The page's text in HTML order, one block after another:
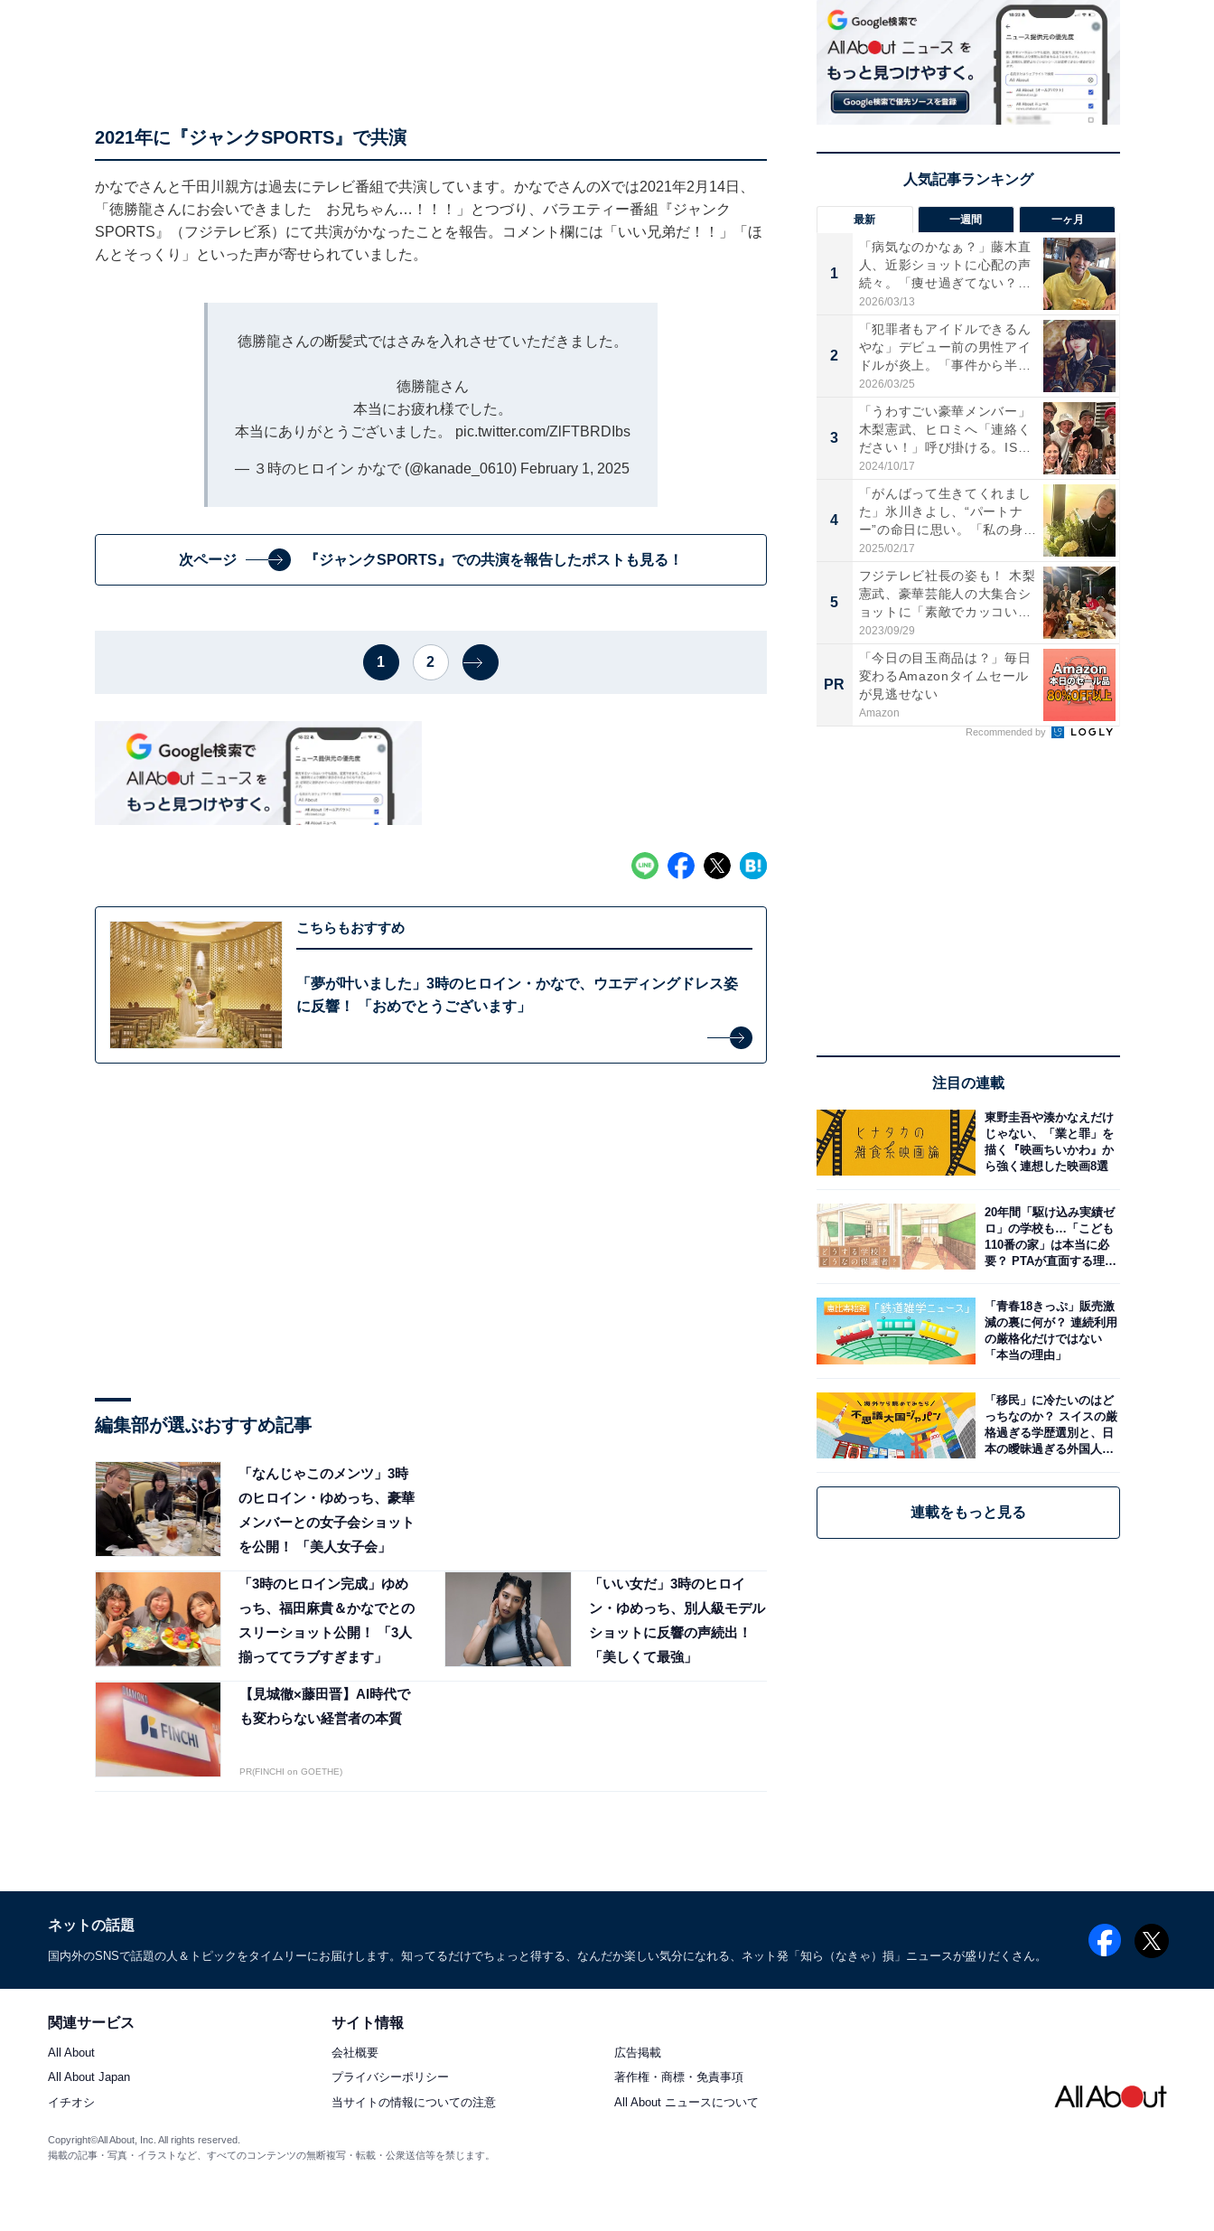
2021年に『ジャンクSPORTS』で共演
かなでさんと千田川親方は過去にテレビ番組で共演しています。かなでさんのXでは2021年2月14日、
「徳勝龍さんにお会いできました お兄ちゃん…！！！」とつづり、バラエティー番組『ジャンク
SPORTS』（フジテレビ系）にて共演がかなったことを報告。コメント欄には「いい兄弟だ！！」「ほ
んとそっくり」といった声が寄せられていました。
德勝龍さんの断髪式ではさみを入れさせていただきました。
德勝龍さん
本当にお疲れ様でした。
本当にありがとうございました。 pic.twitter.com/ZlFTBRDIbs
— ３時のヒロイン かなで (@kanade_0610) February 1, 2025
次ページ 『ジャンクSPORTS』での共演を報告したポストも見る！
1 2
こちらもおすすめ
「夢が叶いました」3時のヒロイン・かなで、ウエディングドレス姿
に反響！ 「おめでとうございます」
編集部が選ぶおすすめ記事
「なんじゃこのメンツ」3時
のヒロイン・ゆめっち、豪華
メンバーとの女子会ショット
を公開！ 「美人女子会」
「3時のヒロイン完成」ゆめ
っち、福田麻貴＆かなでとの
スリーショット公開！ 「3人
揃っててラブすぎます」
「いい女だ」3時のヒロイ
ン・ゆめっち、別人級モデル
ショットに反響の声続出！
「美しくて最強」
【見城徹×藤田晋】AI時代で
も変わらない経営者の本質
PR(FINCHI on GOETHE)
最新 一週間 一ヶ月
1
「病気なのかなぁ？」藤木直
人、近影ショットに心配の声
続々。「痩せ過ぎてない？」
「...
2026/03/13
2
「犯罪者もアイドルできるん
やな」デビュー前の男性アイ
ドルが炎上。「事件から半年
も...
2026/03/25
3
「うわすごい豪華メンバー」
木梨憲武、ヒロミへ「連絡く
ださい！」呼び掛ける。IS
S...
2024/10/17
4
「がんばって生きてくれまし
た」氷川きよし、“パートナ
ー”の命日に思い。「私の身
体...
2025/02/17
5
フジテレビ社長の姿も！ 木梨
憲武、豪華芸能人の大集合シ
ョットに「素敵でカッコい
い...
2023/09/29
PR
「今日の目玉商品は？」毎日
変わるAmazonタイムセール
が見逃せない
Amazon
Recommended by
注目の連載
東野圭吾や湊かなえだけ
じゃない、「業と罪」を
描く『映画ちいかわ』か
ら強く連想した映画8選
20年間「駆け込み実績ゼ
ロ」の学校も…「こども
110番の家」は本当に必
要？ PTAが直面する理想
「青春18きっぷ」販売激
減の裏に何が？ 連続利用
の厳格化だけではない
「本当の理由」
「移民」に冷たいのはど
っちなのか？ スイスの厳
格過ぎる学歴選別と、日
本の曖昧過ぎる外国人政
連載をもっと見る
ネットの話題
国内外のSNSで話題の人＆トピックをタイムリーにお届けします。知ってるだけでちょっと得する、なんだか楽しい気分になれる、ネット発「知ら（なきゃ）損」ニュースが盛りだくさん。
関連サービス
All About
All About Japan
イチオシ
サイト情報
会社概要
広告掲載
プライバシーポリシー
著作権・商標・免責事項
当サイトの情報についての注意
All About ニュースについて
Copyright©All About, Inc. All rights reserved.
掲載の記事・写真・イラストなど、すべてのコンテンツの無断複写・転載・公衆送信等を禁じます。